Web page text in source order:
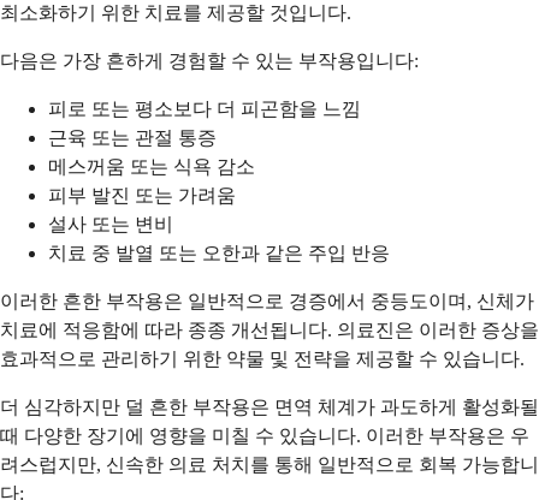
최소화하기 위한 치료를 제공할 것입니다.
다음은 가장 흔하게 경험할 수 있는 부작용입니다:
피로 또는 평소보다 더 피곤함을 느낌
근육 또는 관절 통증
메스꺼움 또는 식욕 감소
피부 발진 또는 가려움
설사 또는 변비
치료 중 발열 또는 오한과 같은 주입 반응
이러한 흔한 부작용은 일반적으로 경증에서 중등도이며, 신체가
치료에 적응함에 따라 종종 개선됩니다. 의료진은 이러한 증상을
효과적으로 관리하기 위한 약물 및 전략을 제공할 수 있습니다.
더 심각하지만 덜 흔한 부작용은 면역 체계가 과도하게 활성화될
때 다양한 장기에 영향을 미칠 수 있습니다. 이러한 부작용은 우
려스럽지만, 신속한 의료 처치를 통해 일반적으로 회복 가능합니
다: